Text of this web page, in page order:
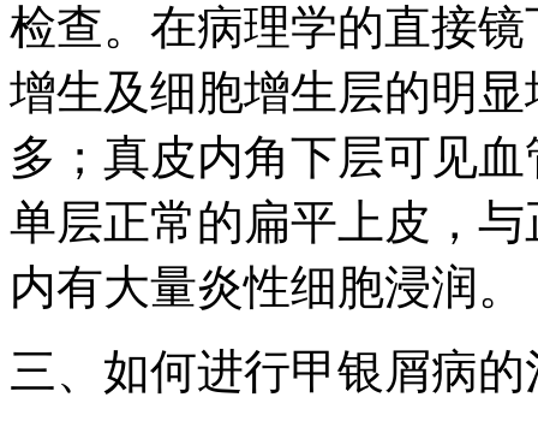
检查。在病理学的直接
增生及细胞增生层的明
多；真皮内角下层可见
单层正常的扁平上皮，
内有大量炎性细胞浸润。
三、如何进行甲银屑病